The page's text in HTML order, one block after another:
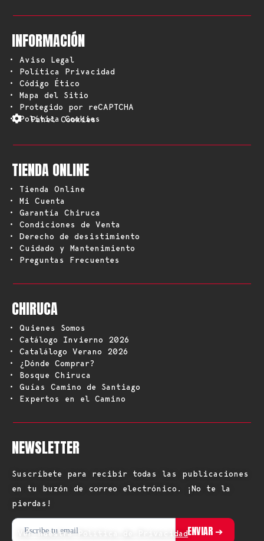
INFORMACIÓN
• Aviso Legal
• Política Privacidad
• Código Ético
• Mapa del Sitio
• Protegido por reCAPTCHA
• Política Cookies
Panel Cookies
TIENDA ONLINE
• Tienda Online
• Mi Cuenta
• Garantía Chiruca
• Condiciones de Venta
• Derecho de desistimiento
• Cuidado y Mantenimiento
• Preguntas Frecuentes
CHIRUCA
• Quienes Somos
• Catálogo Invierno 2026
• Catalálogo Verano 2026
• ¿Dónde Comprar?
• Bosque Chiruca
• Guías Camino de Santiago
• Expertos en el Camino
NEWSLETTER
Suscríbete para recibir todas las publicaciones
en tu buzón de correo electrónico. ¡No te la
pierdas!
Ver nuestra Política de Privacidad